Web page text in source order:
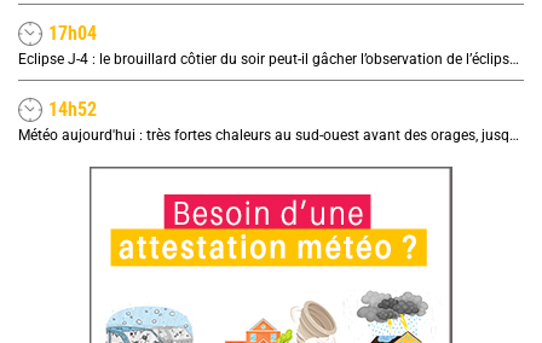
17h04
Eclipse J-4 : le brouillard côtier du soir peut-il gâcher l’observation de l’éclipse à la plage ?
14h52
Météo aujourd'hui : très fortes chaleurs au sud-ouest avant des orages, jusqu'à 39°C